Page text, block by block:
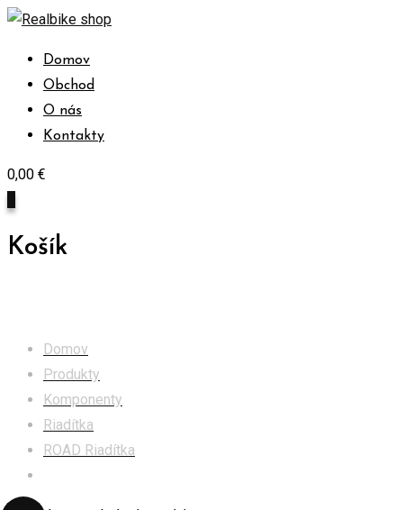
Skip
content
Domov
Obchod
O nás
Kontakty
0,00 €
Košík
Domov
Produkty
Komponenty
Riadítka
ROAD Riadítka